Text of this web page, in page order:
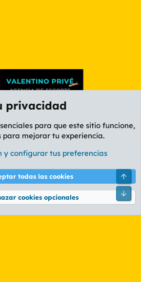
AMARILLO
y reglas Política de privacidad Ayuda
® © 2010-2026 XenForo Ltd.
privacidad
para que este sitio funcione,
para mejorar tu experiencia.
y configurar tus preferencias
todas las cookies
cookies opcionales
Pie